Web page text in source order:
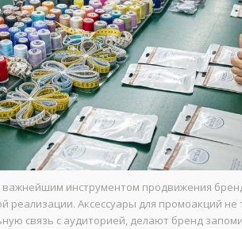
важнейшим инструментом продвижения
реализации. Аксессуары для промоакций
связь с аудиторией, делают бренд